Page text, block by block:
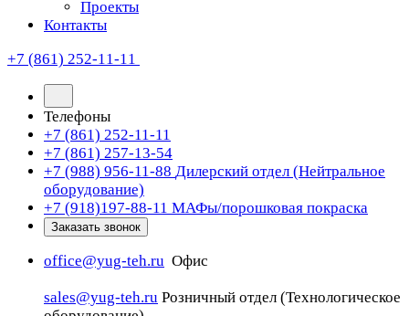
Проекты
Контакты
+7 (861) 252-11-11
Телефоны
+7 (861) 252-11-11
+7 (861) 257-13-54
+7 (988) 956-11-88 Дилерский отдел (Нейтральное
оборудование)
+7 (918)197-88-11 МАФы/порошковая покраска
Заказать звонок
office@yug-teh.ru Офис
sales@yug-teh.ru Розничный отдел (Технологическое